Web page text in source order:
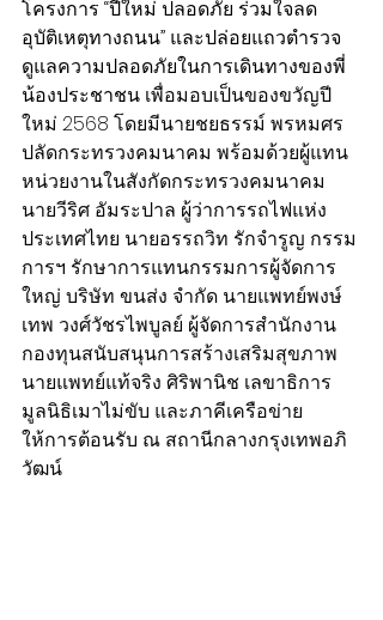
โครงการ “ปีใหม่ ปลอดภัย ร่วมใจลด
อุบัติเหตุทางถนน” และปล่อยแถวตำรวจ
ดูแลความปลอดภัยในการเดินทางของพี่
น้องประชาชน เพื่อมอบเป็นของขวัญปี
ใหม่ 2568 โดยมีนายชยธรรม์ พรหมศร
ปลัดกระทรวงคมนาคม พร้อมด้วยผู้แทน
หน่วยงานในสังกัดกระทรวงคมนาคม
นายวีริศ อัมระปาล ผู้ว่าการรถไฟแห่ง
ประเทศไทย นายอรรถวิท รักจำรูญ กรรม
การฯ รักษาการแทนกรรมการผู้จัดการ
ใหญ่ บริษัท ขนส่ง จำกัด นายแพทย์พงษ์
เทพ วงศ์วัชรไพบูลย์ ผู้จัดการสำนักงาน
กองทุนสนับสนุนการสร้างเสริมสุขภาพ
นายแพทย์แท้จริง ศิริพานิช เลขาธิการ
มูลนิธิเมาไม่ขับ และภาคีเครือข่าย
ให้การต้อนรับ ณ สถานีกลางกรุงเทพอภิ
วัฒน์